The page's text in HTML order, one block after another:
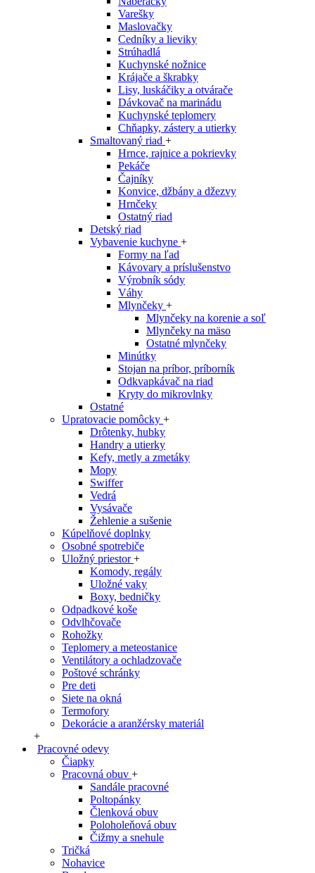
Varešky
Maslovačky
Cedníky a lieviky
Strúhadlá
Kuchynské nožnice
Krájače a škrabky
Lisy, luskáčiky a otvárače
Dávkovač na marinádu
Kuchynské teplomery
Chňapky, zástery a utierky
Smaltovaný riad +
Hrnce, rajnice a pokrievky
Pekáče
Čajníky
Konvice, džbány a džezvy
Hrnčeky
Ostatný riad
Detský riad
Vybavenie kuchyne +
Formy na ľad
Kávovary a príslušenstvo
Výrobník sódy
Váhy
Mlynčeky +
Mlynčeky na korenie a soľ
Mlynčeky na mäso
Ostatné mlynčeky
Minútky
Stojan na príbor, príborník
Odkvapkávač na riad
Kryty do mikrovlnky
Ostatné
Upratovacie pomôcky +
Drôtenky, hubky
Handry a utierky
Kefy, metly a zmetáky
Mopy
Swiffer
Vedrá
Vysávače
Žehlenie a sušenie
Kúpelňové doplnky
Osobné spotrebiče
Uložný priestor+
Komody, regály
Uložné vaky
Boxy, bedničky
Odpadkové koše
Odvlhčovače
Rohožky
Teplomery a meteostanice
Ventilátory a ochladzovače
Poštové schránky
Pre deti
Siete na okná
Termofory
Dekorácie a aranžérsky materiál
+
Pracovné odevy
Čiapky
Pracovná obuv +
Sandále pracovné
Poltopánky
Členková obuv
Poloholeňová obuv
Čižmy a snehule
Tričká
Nohavice